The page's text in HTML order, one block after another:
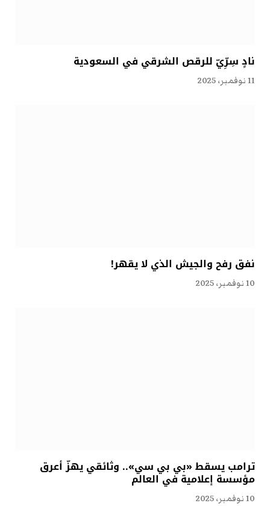
نادٍ سِرِّيّ للرقص الشرقي في السعودية
11 نوفمبر، 2025
نفق رفح والجيش الذي لا يقهر!
10 نوفمبر، 2025
ترامب يسقط «بي بي سي».. وثائقي يهزّ أعرق
مؤسسة إعلامية في العالم
10 نوفمبر، 2025